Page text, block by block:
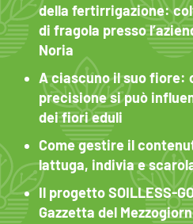
della fertirrigazione:
di fragola presso
Noria
A ciascuno il suo fiore:
precisione si può
dei fiori eduli
Come gestire il
lattuga, indivia e
Il progetto SOILLESS-
Gazzetta del